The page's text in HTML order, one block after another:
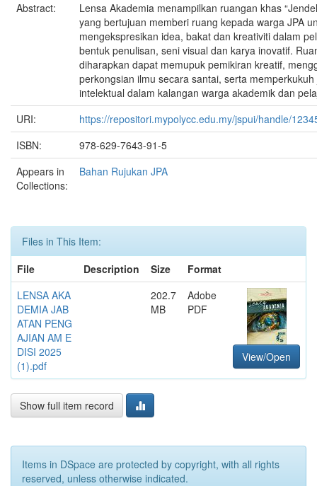
Abstract:
Lensa Akademia menampilkan ruangan khas
yang bertujuan memberi ruang kepada warga JPA
mengekspresikan idea, bakat dan kreativiti dalam
bentuk penulisan, seni visual dan karya inovatif.
diharapkan dapat memupuk pemikiran kreatif,
perkongsian ilmu secara santai, serta memperkukuh
intelektual dalam kalangan warga akademik dan
URI:
https://repositori.mypolycc.edu.my/jspui/handle/
ISBN:
978-629-7643-91-5
Appears in
Collections:
Bahan Rujukan JPA
Files in This Item:
File
Description Size
Format
LENSA AKA
DEMIA JAB
ATAN PENG
AJIAN AM E
DISI 2025
(1).pdf
202.7
MB
Adobe
PDF
View/Open
Show full item record
Items in DSpace are protected by copyright, with all rights
reserved, unless otherwise indicated.